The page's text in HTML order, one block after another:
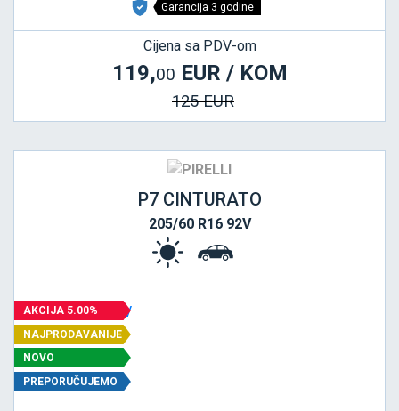
Garancija 3 godine
Cijena sa PDV-om
119,00 EUR / KOM
125 EUR
P7 CINTURATO
205/60 R16 92V
AKCIJA 5.00%
NAJPRODAVANIJE
NOVO
PREPORUČUJEMO